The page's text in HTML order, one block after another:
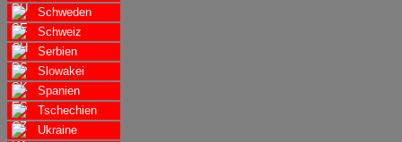
Schweden
Schweiz
Serbien
Slowakei
Spanien
Tschechien
Ukraine